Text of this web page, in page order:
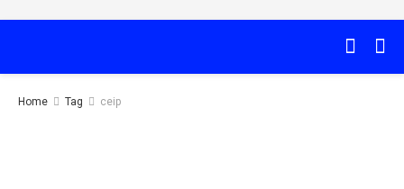
Home Tag ceip